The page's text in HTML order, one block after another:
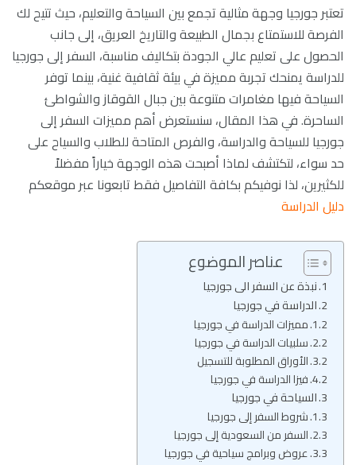
تعتبر جورجيا وجهة مثالية تجمع بين السياحة والتعليم، حيث تتيح لك
الفرصة للاستمتاع بجمال الطبيعة والتاريخ العريق، إلى جانب
الحصول على تعليم عالي الجودة بتكاليف مناسبة، السفر إلى جورجيا
للدراسة يمنحك تجربة مميزة في بيئة ثقافية غنية، بينما توفر
السياحة فيها مغامرات متنوعة بين جبال القوقاز والشواطئ
الساحرة. في هذا المقال، سنستعرض أهم مميزات السفر إلى
جورجيا للسياحة والدراسة، والفرص المتاحة للطلاب والسياح على
حد سواء، لتكتشف لماذا أصبحت هذه الوجهة خياراً مفضلاً
للكثيرين، لذا نوفيكم بكافة التفاصيل فقط تابعونا عبر موقعكم
دليل الدراسة
عناصر الموضوع
نبذة عن السفر الى جورجيا
الدراسة في جورجيا
مميزات الدراسة في جورجيا
سلبيات الدراسة في جورجيا
الأوراق المطلوبة للتسجيل
فيزا الدراسة في جورجيا
السياحة في جورجيا
شروط السفر إلى جورجيا
السفر من السعودية إلى جورجيا
عروض وبرامج سياحية في جورجيا